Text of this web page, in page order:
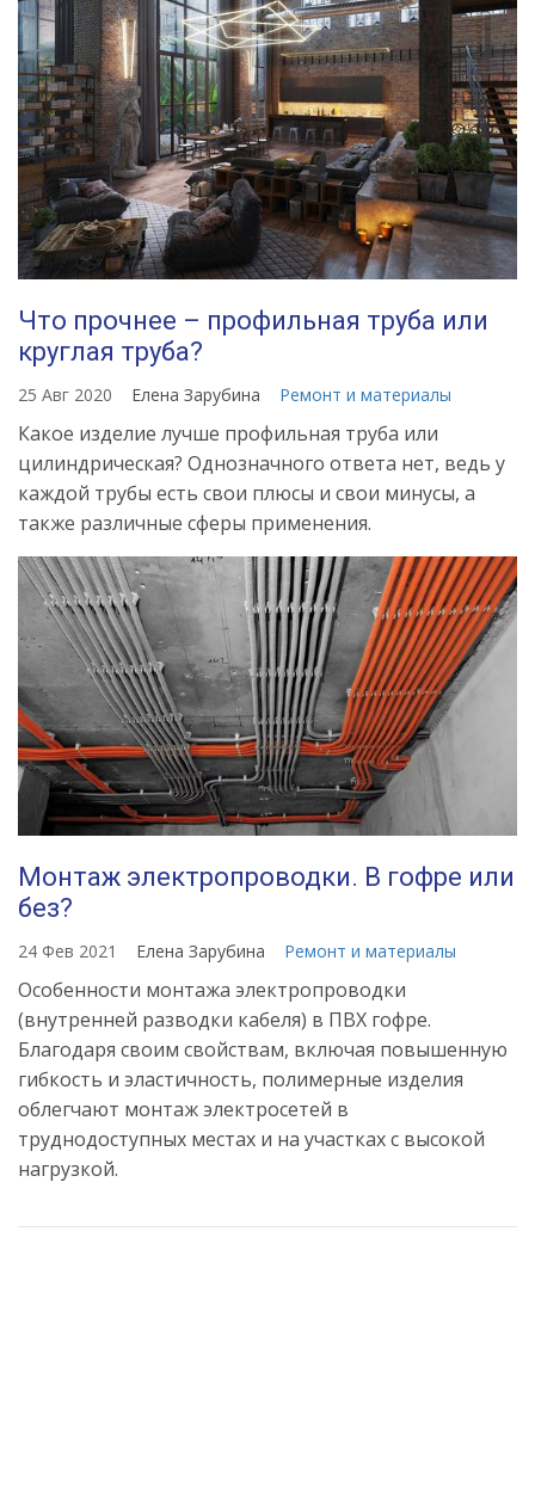
Что прочнее – профильная труба или
круглая труба?
25 Авг 2020 Елена Зарубина Ремонт и материалы
Какое изделие лучше профильная труба или
цилиндрическая? Однозначного ответа нет, ведь у
каждой трубы есть свои плюсы и свои минусы, а
также различные сферы применения.
Монтаж электропроводки. В гофре или
без?
24 Фев 2021 Елена Зарубина Ремонт и материалы
Особенности монтажа электропроводки
(внутренней разводки кабеля) в ПВХ гофре.
Благодаря своим свойствам, включая повышенную
гибкость и эластичность, полимерные изделия
облегчают монтаж электросетей в
труднодоступных местах и на участках с высокой
нагрузкой.